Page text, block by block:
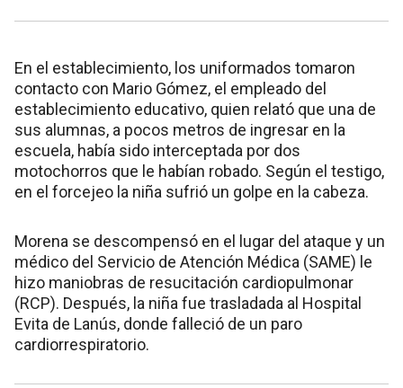
En el establecimiento, los uniformados tomaron
contacto con Mario Gómez, el empleado del
establecimiento educativo, quien relató que una de
sus alumnas, a pocos metros de ingresar en la
escuela, había sido interceptada por dos
motochorros que le habían robado. Según el testigo,
en el forcejeo la niña sufrió un golpe en la cabeza.
Morena se descompensó en el lugar del ataque y un
médico del Servicio de Atención Médica (SAME) le
hizo maniobras de resucitación cardiopulmonar
(RCP). Después, la niña fue trasladada al Hospital
Evita de Lanús, donde falleció de un paro
cardiorrespiratorio.